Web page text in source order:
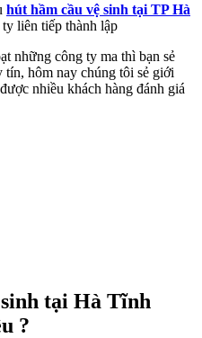
hút hầm cầu vệ sinh tại TP Hà
liên tiếp thành lập
những công ty ma thì bạn sẻ
hôm nay chúng tôi sẻ giới
nhiều khách hàng đánh giá
tại Hà Tĩnh
?